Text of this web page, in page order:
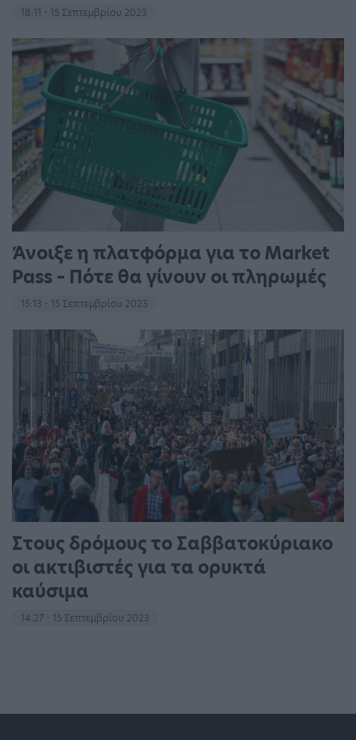
18:11 - 15 Σεπτεμβρίου 2023
Άνοιξε η πλατφόρμα για το Market
Pass – Πότε θα γίνουν οι πληρωμές
15:13 - 15 Σεπτεμβρίου 2023
Στους δρόμους το Σαββατοκύριακο
οι ακτιβιστές για τα ορυκτά
καύσιμα
14:27 - 15 Σεπτεμβρίου 2023